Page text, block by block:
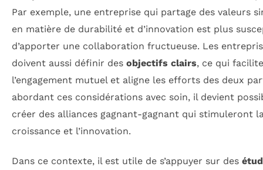
Par exemple, une entreprise qui partage des valeurs
en matière de durabilité et d’innovation est plus
d’apporter une collaboration fructueuse. Les
doivent aussi définir des objectifs clairs, ce qui facilite
l’engagement mutuel et aligne les efforts des deux
abordant ces considérations avec soin, il devient
créer des alliances gagnant-gagnant qui stimuleront
croissance et l’innovation.
Dans ce contexte, il est utile de s’appuyer sur des